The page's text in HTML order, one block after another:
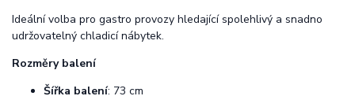
Ideální volba pro gastro provozy hledající spolehlivý a snadno
udržovatelný chladicí nábytek.
Rozměry balení
Šířka balení: 73 cm